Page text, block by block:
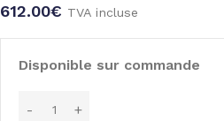
612.00€ TVA incluse
Disponible sur commande